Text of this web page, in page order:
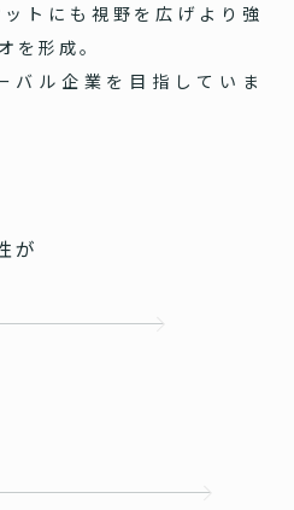
トにも視野を広げより強
を形成。
バル企業を目指していま
が